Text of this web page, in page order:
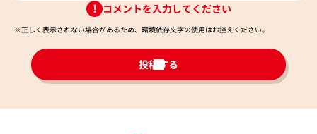
コメントを入力してください
※正しく表示されない場合があるため、環境依存文字の使用はお控えください。​
投稿する